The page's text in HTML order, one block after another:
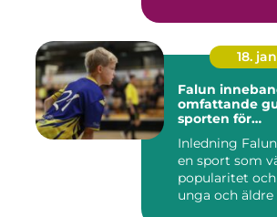
18. jan
Falun
omfattande
sporten för
Inledning Falun innebandy är
en sport som
popularitet
unga och äldre